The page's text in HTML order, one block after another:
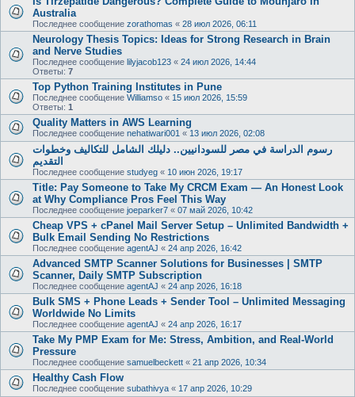
Australia
Последнее сообщение zorathomas « 28 июл 2026, 06:11
Neurology Thesis Topics: Ideas for Strong Research in Brain
and Nerve Studies
Последнее сообщение lilyjacob123 « 24 июл 2026, 14:44
Ответы: 7
Top Python Training Institutes in Pune
Последнее сообщение Williamso « 15 июл 2026, 15:59
Ответы: 1
Quality Matters in AWS Learning
Последнее сообщение nehatiwari001 « 13 июл 2026, 02:08
رسوم الدراسة في مصر للسودانيين.. دليلك الشامل للتكاليف وخطوات
التقديم
Последнее сообщение studyeg « 10 июн 2026, 19:17
Title: Pay Someone to Take My CRCM Exam — An Honest Look
at Why Compliance Pros Feel This Way
Последнее сообщение joeparker7 « 07 май 2026, 10:42
Cheap VPS + cPanel Mail Server Setup – Unlimited Bandwidth +
Bulk Email Sending No Restrictions
Последнее сообщение agentAJ « 24 апр 2026, 16:42
Advanced SMTP Scanner Solutions for Businesses | SMTP
Scanner, Daily SMTP Subscription
Последнее сообщение agentAJ « 24 апр 2026, 16:18
Bulk SMS + Phone Leads + Sender Tool – Unlimited Messaging
Worldwide No Limits
Последнее сообщение agentAJ « 24 апр 2026, 16:17
Take My PMP Exam for Me: Stress, Ambition, and Real-World
Pressure
Последнее сообщение samuelbeckett « 21 апр 2026, 10:34
Healthy Cash Flow
Последнее сообщение subathivya « 17 апр 2026, 10:29